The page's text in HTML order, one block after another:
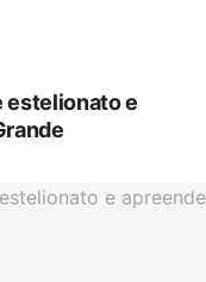
estelionato e